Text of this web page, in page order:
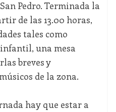
Pedro. Terminada la
de las 13.00 horas,
tales como
una mesa
breves y
de la zona.
hay que estar a